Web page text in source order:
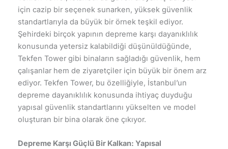
için cazip bir seçenek sunarken, yüksek güvenlik
standartlarıyla da büyük bir örnek teşkil ediyor.
Şehirdeki birçok yapının depreme karşı dayanıklılık
konusunda yetersiz kalabildiği düşünüldüğünde,
Tekfen Tower gibi binaların sağladığı güvenlik, hem
çalışanlar hem de ziyaretçiler için büyük bir önem arz
ediyor. Tekfen Tower, bu özelliğiyle, İstanbul’un
depreme dayanıklılık konusunda ihtiyaç duyduğu
yapısal güvenlik standartlarını yükselten ve model
oluşturan bir bina olarak öne çıkıyor.
Depreme Karşı Güçlü Bir Kalkan: Yapısal